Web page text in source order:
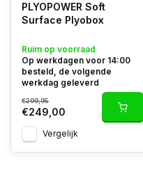
PLYOPOWER Soft
Surface Plyobox
Ruim op voorraad
Op werkdagen voor 14:00
besteld, de volgende
werkdag geleverd
€299,95
€249,00
Vergelijk